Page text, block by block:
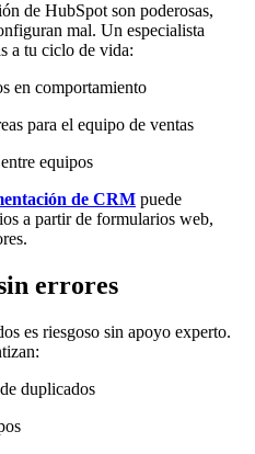
de HubSpot son poderosas,
mal. Un especialista
a tu ciclo de vida:
en comportamiento
para el equipo de ventas
equipos
de CRM puede
a partir de formularios web,
errores
es riesgoso sin apoyo experto.
duplicados